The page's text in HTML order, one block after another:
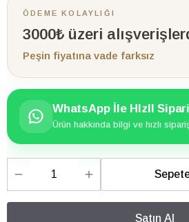
ÖDEME KOLAYLIĞI
3000₺ üzeri
Peşin fiyatına vade farksız
WhatsApp İle HIzlI
Ürün hakkında bilgi ve hızlı
Satın Al